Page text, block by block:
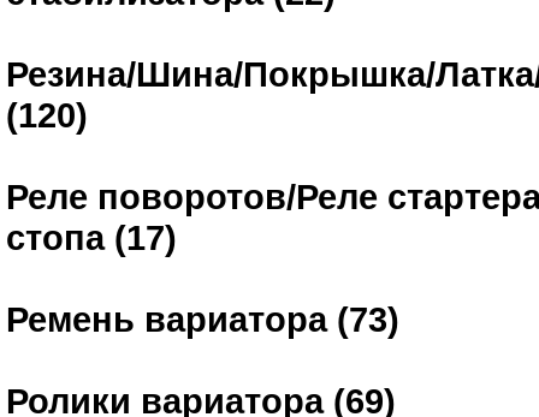
Резина/Шина/Покрышка/
(120)
Реле поворотов/Реле
стопа (17)
Ремень вариатора (73)
Ролики вариатора (69)